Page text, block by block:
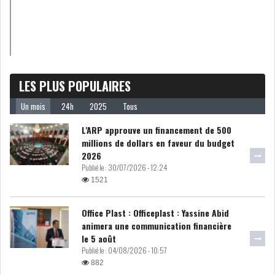
INS : L'INFLATION RECULE À
5,1% EN...
IRADA : PREMIER APPEL À
FONDATION POUR L...
POLITIQUE
PRÉSIDENTIELLES
ACTUALITÉS
LES PLUS POPULAIRES
Un mois 24h 2025 Tous
L'ARP approuve un financement de 500
millions de dollars en faveur du budget
2026
Publié le : 30/07/2026 - 12:24
1521
Office Plast : Officeplast : Yassine Abid
animera une communication financière
le 5 août
Publié le : 04/08/2026 - 10:57
882